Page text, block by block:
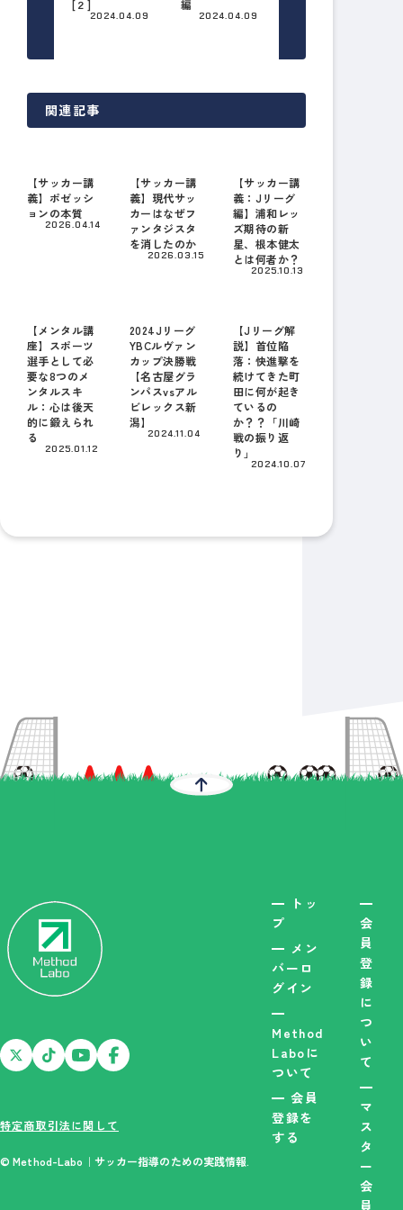
[２]
2024.04.09
編
2024.04.09
関連記事
【サッカー講
義】ポゼッシ
ョンの本質
2026.04.14
【サッカー講
義】現代サッ
カーはなぜフ
ァンタジスタ
を消したのか
2026.03.15
【サッカー講
義：Jリーグ
編】浦和レッ
ズ期待の新
星、根本健太
とは何者か？
2025.10.13
【メンタル講
座】スポーツ
選手として必
要な8つのメ
ンタルスキ
ル：心は後天
的に鍛えられ
る
2025.01.12
2024Jリーグ
YBCルヴァン
カップ決勝戦
【名古屋グラ
ンパスvsアル
ビレックス新
潟】
2024.11.04
【Jリーグ解
説】首位陥
落：快進撃を
続けてきた町
田に何が起き
ているの
か？？「川崎
戦の振り返
り」
2024.10.07
特定商取引法に関して
© Method-Labo｜サッカー指導のための実践情報.
トッ
プ
メン
バーロ
グイン
Method
Laboに
ついて
会員
登録を
する
会
員
登
録
に
つ
い
て
マ
ス
タ
ー
会
員